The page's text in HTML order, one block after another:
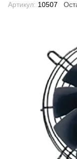
Артикул: 10507